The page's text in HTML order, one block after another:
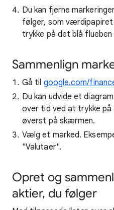
Du kan fjerne
følger, som
trykke på det blå
Sammenlign
Gå til google.com/
Du kan udvide et
over tid ved at trykke på
øverst på skærmen.
Vælg et marked.
"Valutaer".
Opret og
aktier, du følger